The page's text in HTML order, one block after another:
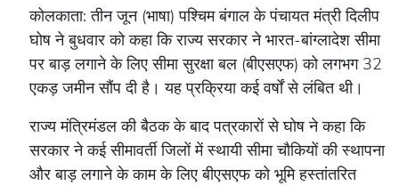
कोलकाता: तीन जून (भाषा) पश्चिम बंगाल के पंचायत मंत्री दिलीप
घोष ने बुधवार को कहा कि राज्य सरकार ने भारत-बांग्लादेश सीमा
पर बाड़ लगाने के लिए सीमा सुरक्षा बल (बीएसएफ) को लगभग 32
एकड़ जमीन सौंप दी है। यह प्रक्रिया कई वर्षों से लंबित थी।
राज्य मंत्रिमंडल की बैठक के बाद पत्रकारों से घोष ने कहा कि
सरकार ने कई सीमावर्ती जिलों में स्थायी सीमा चौकियों की स्थापना
और बाड़ लगाने के काम के लिए बीएसएफ को भूमि हस्तांतरित